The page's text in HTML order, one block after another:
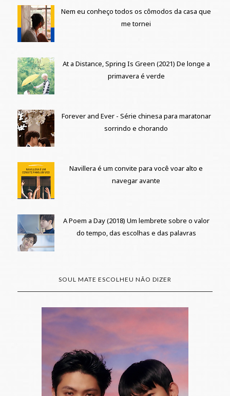
Nem eu conheço todos os cômodos da casa que
me tornei
At a Distance, Spring Is Green (2021) De longe a
primavera é verde
Forever and Ever - Série chinesa para maratonar
sorrindo e chorando
Navillera é um convite para você voar alto e
navegar avante
A Poem a Day (2018) Um lembrete sobre o valor
do tempo, das escolhas e das palavras
SOUL MATE ESCOLHEU NÃO DIZER